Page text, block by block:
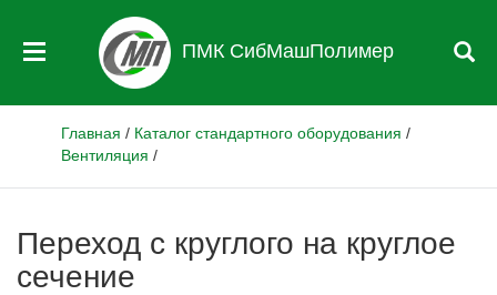
ПМК СибМашПолимер
Главная / Каталог стандартного оборудования /
Вентиляция /
Переход с круглого на круглое
сечение